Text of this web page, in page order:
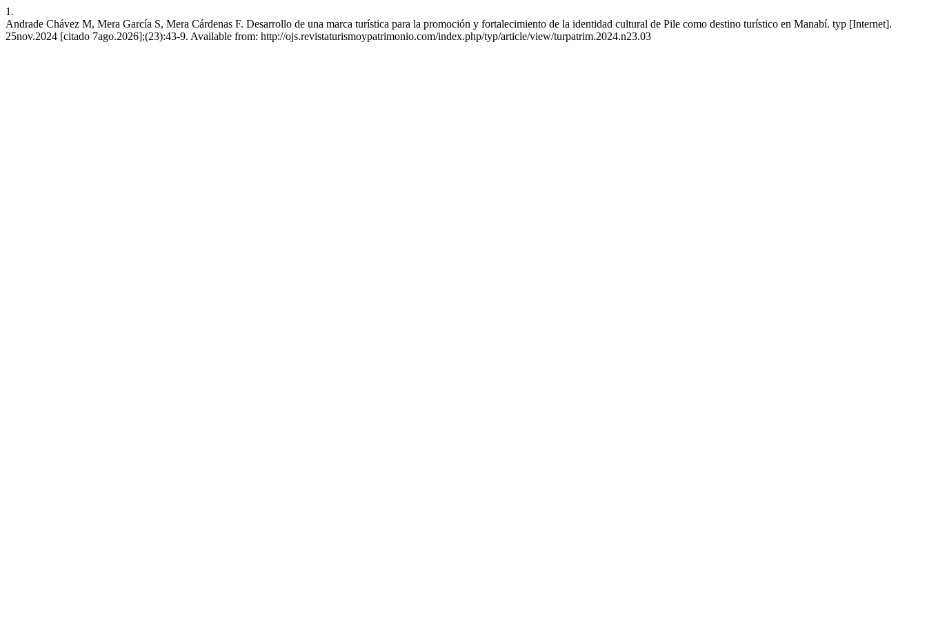
1.
Andrade Chávez M, Mera García S, Mera Cárdenas F. Desarrollo de una marca turística para la promoción y fortalecimiento de la identidad cultural de Pile como destino turístico en Manabí. typ [Internet].
25nov.2024 [citado 7ago.2026];(23):43-9. Available from: http://ojs.revistaturismoypatrimonio.com/index.php/typ/article/view/turpatrim.2024.n23.03